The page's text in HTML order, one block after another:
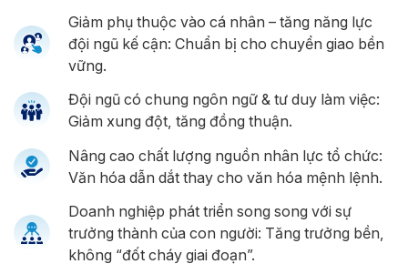
Giảm phụ thuộc vào cá nhân – tăng năng lực
đội ngũ kế cận: Chuẩn bị cho chuyển giao bền
vững.
Đội ngũ có chung ngôn ngữ & tư duy làm việc:
Giảm xung đột, tăng đồng thuận.
Nâng cao chất lượng nguồn nhân lực tổ chức:
Văn hóa dẫn dắt thay cho văn hóa mệnh lệnh.
Doanh nghiệp phát triển song song với sự
trưởng thành của con người: Tăng trưởng bền,
không “đốt cháy giai đoạn”.